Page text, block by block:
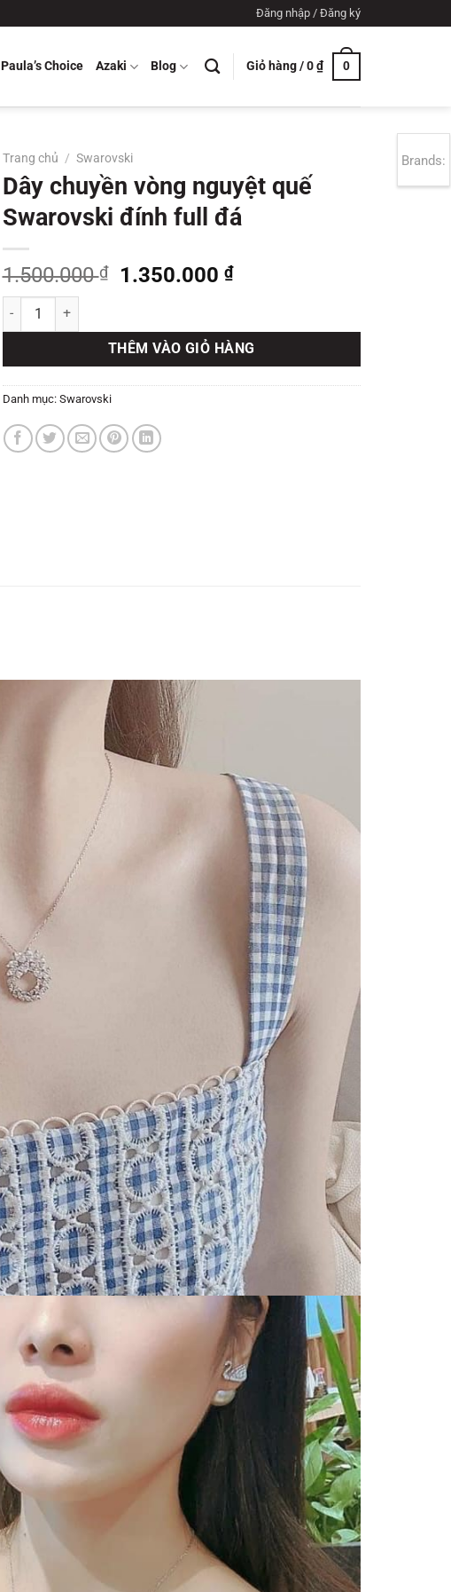
Đăng nhập / Đăng ký
Paula’s Choice Azaki Blog Giỏ hàng /0₫ 0
Trang chủ / Swarovski
Dây chuyền vòng nguyệt quế
Swarovski đính full đá
1.500.000₫
Giá
1.500.000 ₫.
1.350.000 ₫Giá
là:
1.350.000 ₫.
Dây chuyền vòng nguyệt quế Swarovski đính full đá số lượng
THÊM VÀO GIỎ HÀNG
Danh mục: Swarovski
Brands: